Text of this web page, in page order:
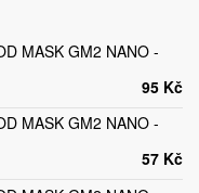
MASK GM2 NANO -
95 Kč
MASK GM2 NANO -
57 Kč